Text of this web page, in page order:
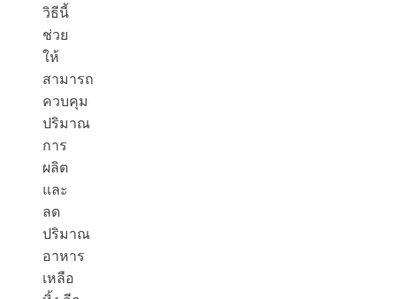
วิธีนี้
ช่วย
ให้
สามารถ
ควบคุม
ปริมาณ
การ
ผลิต
และ
ลด
ปริมาณ
อาหาร
เหลือ